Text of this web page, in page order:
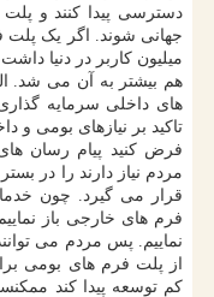
دسترسی پیدا کنند و
میلیون کاربر در دنیا
هم بیشتر به آن می شد.
های داخلی سرمایه
تاکید بر نیازهای بومی و
فرض کنید پیام رسان
مردم نیاز دارند را در
قرار می گیرد. چون
فرم های خارجی باز
نماییم. پس مردم می
از پلت فرم های بومی
کم توسعه پیدا کند